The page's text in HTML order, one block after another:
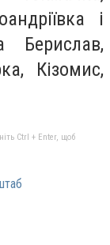
і
Берислав,
Кізомис,
Ctrl + Enter, щоб